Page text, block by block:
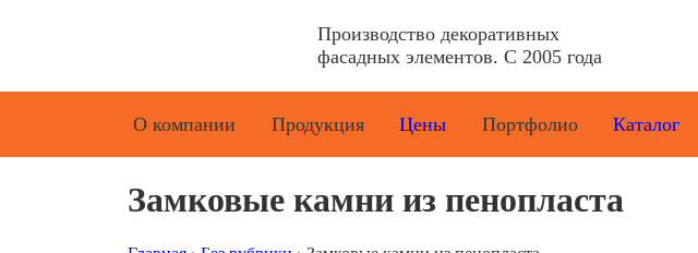
Производство декоративных
фасадных элементов. С 2005 года
О компании Продукция Цены Портфолио Каталог
Замковые камни из пенопласта